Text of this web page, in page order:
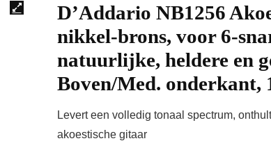
D’Addario NB1256
nikkel-brons, voor 6-
natuurlijke, heldere en
Boven/Med. onderkant,
Levert een volledig tonaal spectrum,
akoestische gitaar